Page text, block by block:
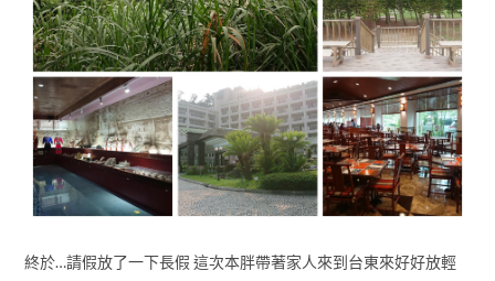
終於…請假放了一下長假 這次本胖帶著家人來到台東來好好放輕